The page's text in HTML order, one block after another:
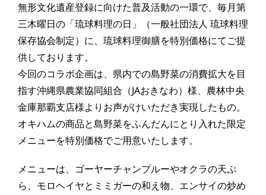
無形文化遺産登録に向けた普及活動の一環で、毎月第
三木曜日の「琉球料理の日」（一般社団法人 琉球料理
保存協会制定）に、琉球料理御膳を特別価格にてご提
供しております。
今回のコラボ企画は、県内での島野菜の消費拡大を目
指す沖縄県農業協同組合（JAおきなわ）様、農林中央
金庫那覇支店様よりお声がけいただき実現したもの。
オキハムの商品と島野菜をふんだんにとり入れた限定
メニューを特別価格でご用意いたします。
メニューは、ゴーヤーチャンプルーやオクラの天ぷ
ら、モロヘイヤとミミガーの和え物、エンサイの炒め